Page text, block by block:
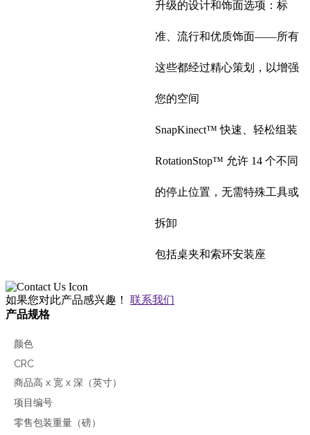
升级的设计和饰面选项：标
准、流行和优质饰面——所有
这些都经过精心策划，以增强
您的空间
SnapKinect™ 快速、轻松组装
RotationStop™ 允许 14 个不同
的停止位置，无需特殊工具或
拆卸
包括桌夹和索环安装座
如果您对此产品感兴趣！ 联系我们
产品规格
颜色
CRC
商品高 x 宽 x 深（英寸）
项目编号
零售包装重量（磅）